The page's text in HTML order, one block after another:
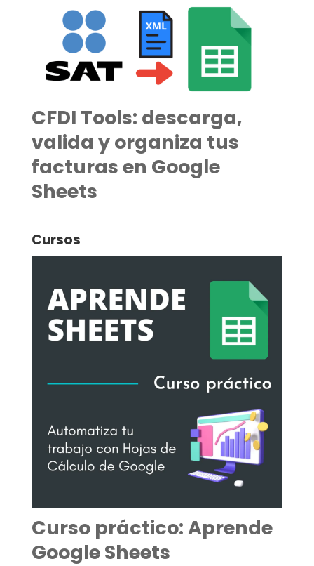
CFDI Tools: descarga,
valida y organiza tus
facturas en Google
Sheets
Cursos
Curso práctico: Aprende
Google Sheets